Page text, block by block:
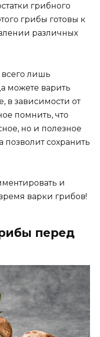
грибного
грибы готовы к
различных
лишь
можете варить
зависимости от
помнить, что
но и полезное
сохранить
и
варки грибов!
перед